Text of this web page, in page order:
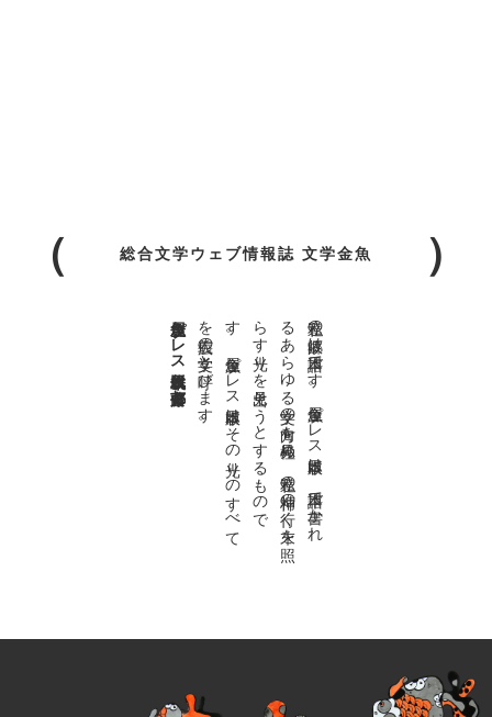
総合文学ウェブ情報誌 文学金魚
私達の
故郷は
日本語で
す
。
金魚屋プ
レ
ス
日本版は
、
日本語で
書か
れ
る
あ
ら
ゆ
る
文学の
方向を
見極め
、
私達の
精神の
行く
末を
照
ら
す
光り
を
見出そ
う
と
す
る
も
の
で
す
。
金魚屋プ
レ
ス
日本版は
そ
の
光り
の
す
べ
て
を
広義の
文学と
呼び
ま
す
。
金魚屋プレス日本版代表 齋藤都